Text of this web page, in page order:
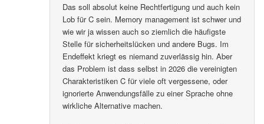
Das soll absolut keine Rechtfertigung und auch kein
Lob für C sein. Memory management ist schwer und
wie wir ja wissen auch so ziemlich die häufigste
Stelle für sicherheitslücken und andere Bugs. Im
Endeffekt kriegt es niemand zuverlässig hin. Aber
das Problem ist dass selbst in 2026 die vereinigten
Charakteristiken C für viele oft vergessene, oder
ignorierte Anwendungsfälle zu einer Sprache ohne
wirkliche Alternative machen.